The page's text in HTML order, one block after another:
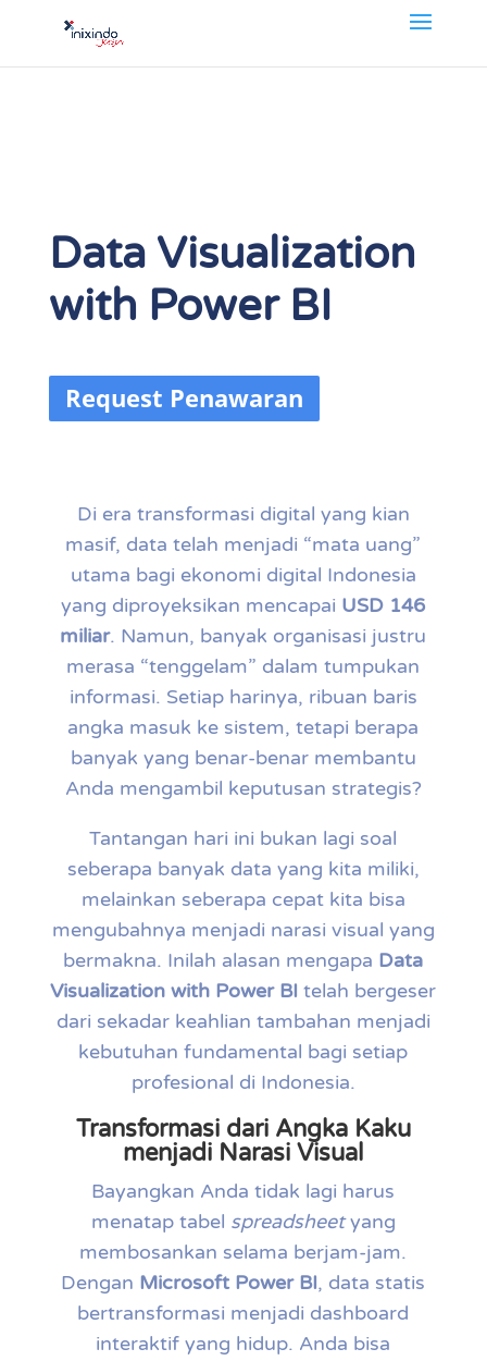
Data Visualization
with Power BI
Request Penawaran
Di era transformasi digital yang kian
masif, data telah menjadi “mata uang”
utama bagi ekonomi digital Indonesia
yang diproyeksikan mencapai USD 146
miliar. Namun, banyak organisasi justru
merasa “tenggelam” dalam tumpukan
informasi. Setiap harinya, ribuan baris
angka masuk ke sistem, tetapi berapa
banyak yang benar-benar membantu
Anda mengambil keputusan strategis?
Tantangan hari ini bukan lagi soal
seberapa banyak data yang kita miliki,
melainkan seberapa cepat kita bisa
mengubahnya menjadi narasi visual yang
bermakna. Inilah alasan mengapa Data
Visualization with Power BI telah bergeser
dari sekadar keahlian tambahan menjadi
kebutuhan fundamental bagi setiap
profesional di Indonesia.
Transformasi dari Angka Kaku
menjadi Narasi Visual
Bayangkan Anda tidak lagi harus
menatap tabel spreadsheetyang
membosankan selama berjam-jam.
Dengan Microsoft Power BI, data statis
bertransformasi menjadi dashboard
interaktif yang hidup. Anda bisa